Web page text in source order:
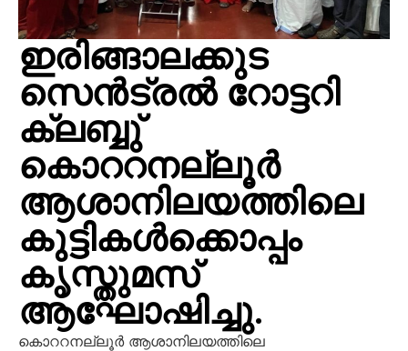
ഇരിങ്ങാലക്കുട
സെൻട്രൽ റോട്ടറി
ക്ലബ്ബു്
കൊററനല്ലൂർ
ആശാനിലയത്തിലെ
കുട്ടികൾക്കൊപ്പം
കൃസ്തുമസ്
ആഘോഷിച്ചു.
കൊററനല്ലൂർ ആശാനിലയത്തിലെ